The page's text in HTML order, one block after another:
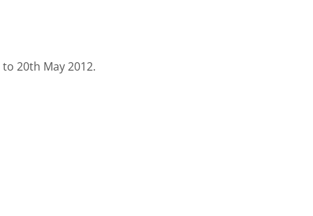
20th May 2012.